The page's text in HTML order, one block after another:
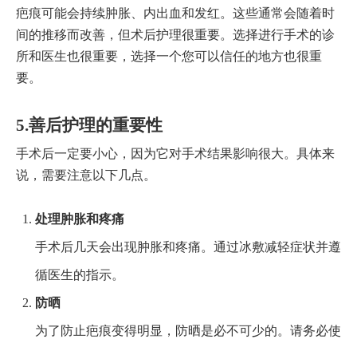
疤痕可能会持续肿胀、内出血和发红。这些通常会随着时
间的推移而改善，但术后护理很重要。选择进行手术的诊
所和医生也很重要，选择一个您可以信任的地方也很重
要。
5.善后护理的重要性
手术后一定要小心，因为它对手术结果影响很大。具体来
说，需要注意以下几点。
处理肿胀和疼痛
手术后几天会出现肿胀和疼痛。通过冰敷减轻症状并遵
循医生的指示。
防晒
为了防止疤痕变得明显，防晒是必不可少的。请务必使